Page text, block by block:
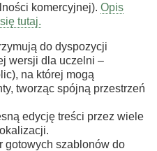
komercyjnej). Opis
tutaj.
do dyspozycji
wersji dla uczelni –
na której mogą
tworząc spójną przestrzeń
edycję treści przez wiele
gotowych szablonów do